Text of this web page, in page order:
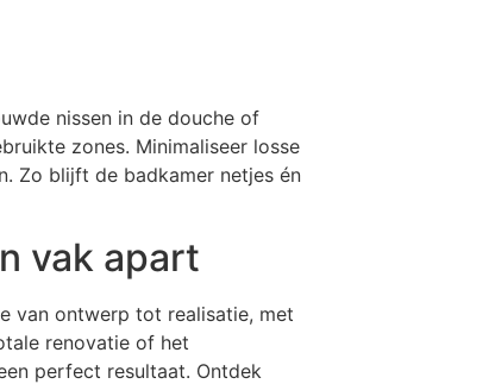
nissen in de douche of
zones. Minimaliseer losse
Zo blijft de badkamer netjes én
vak apart
van ontwerp tot realisatie, met
renovatie of het
perfect resultaat. Ontdek